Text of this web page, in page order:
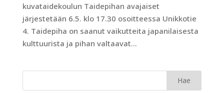
kuvataidekoulun Taidepihan avajaiset
järjestetään 6.5. klo 17.30 osoitteessa Unikkotie
4. Taidepiha on saanut vaikutteita japanilaisesta
kulttuurista ja pihan valtaavat...